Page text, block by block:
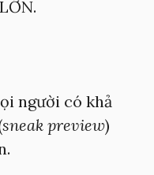
người có khả
sneak preview)